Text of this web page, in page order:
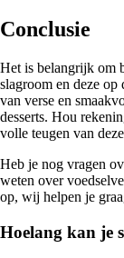
Conclusie
Het is belangrijk om
slagroom en deze
van verse en
desserts. Hou
volle teugen van
Heb je nog vragen
weten over
op, wij helpen je
Hoelang kan je